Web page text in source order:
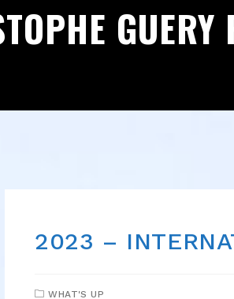
GUERY
2023 –
WHAT'S UP